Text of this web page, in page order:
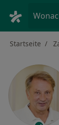
Startseite